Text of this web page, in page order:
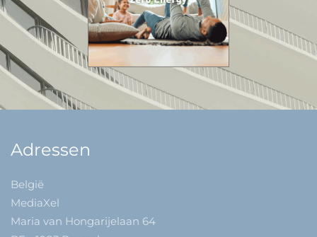
Adressen
België
MediaXel
Maria van Hongarijelaan 64